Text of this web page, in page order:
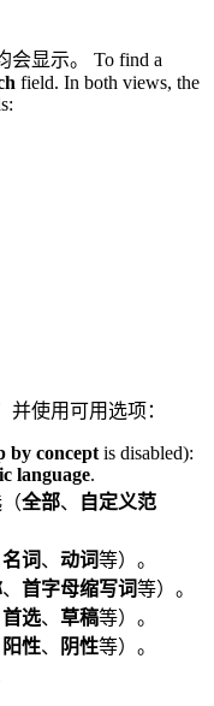
会显示。 To find a
field. In both views, the
并使用可用选项：
by concept is disabled):
language.
全部、
自定义范
名词、 动词等）。
、 首字母缩写词等）。
首选、 草稿等）。
阳性、 阴性等）。